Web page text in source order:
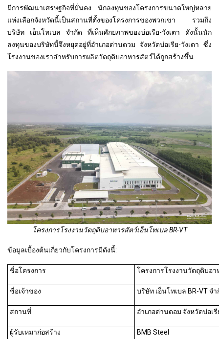
มีการพัฒนาเศรษฐกิจที่มั่นคง นักลงทุนของโครงการขนาดใหญ่หลาย
แห่งเลือกจังหวัดนี้เป็นสถานที่ตั้งของโครงการของพวกเขา รวมถึง
บริษัท เอ็นโทเบล จำกัด ที่เห็นศักยภาพของบ่อเรีย-วังเตา ดังนั้นนัก
ลงทุนของบริษัทนี้จึงหยุดอยู่ที่อำเภอด่านดวม จังหวัดบ่อเรีย-วังเตา ซึ่ง
โรงงานของเราสำหรับการผลิตวัตถุดิบอาหารสัตว์ได้ถูกสร้างขึ้น
โครงการโรงงานวัตถุดิบอาหารสัตว์เอ็นโทเบล BR-VT
ข้อมูลเบื้องต้นเกี่ยวกับโครงการมีดังนี้:
ชื่อโครงการ โครงการโรงงานวัตถุดิบอา
ชื่อเจ้าของ บริษัท เอ็นโทเบล BR-VT จำ
สถานที่ อำเภอด่านดอม จังหวัดบ่อเรี
ผู้รับเหมาก่อสร้าง BMB Steel